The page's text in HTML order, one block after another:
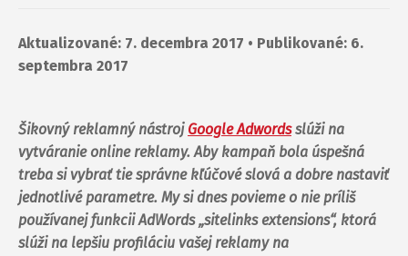
Aktualizované: 7. decembra 2017 • Publikované: 6.
septembra 2017
Šikovný reklamný nástroj Google Adwordsslúži na
vytváranie online reklamy. Aby kampaň bola úspešná
treba si vybrať tie správne kľúčové slová a dobre nastaviť
jednotlivé parametre. My si dnes povieme o nie príliš
používanej funkcii AdWords „sitelinks extensions“, ktorá
slúži na lepšiu profiláciu vašej reklamy na